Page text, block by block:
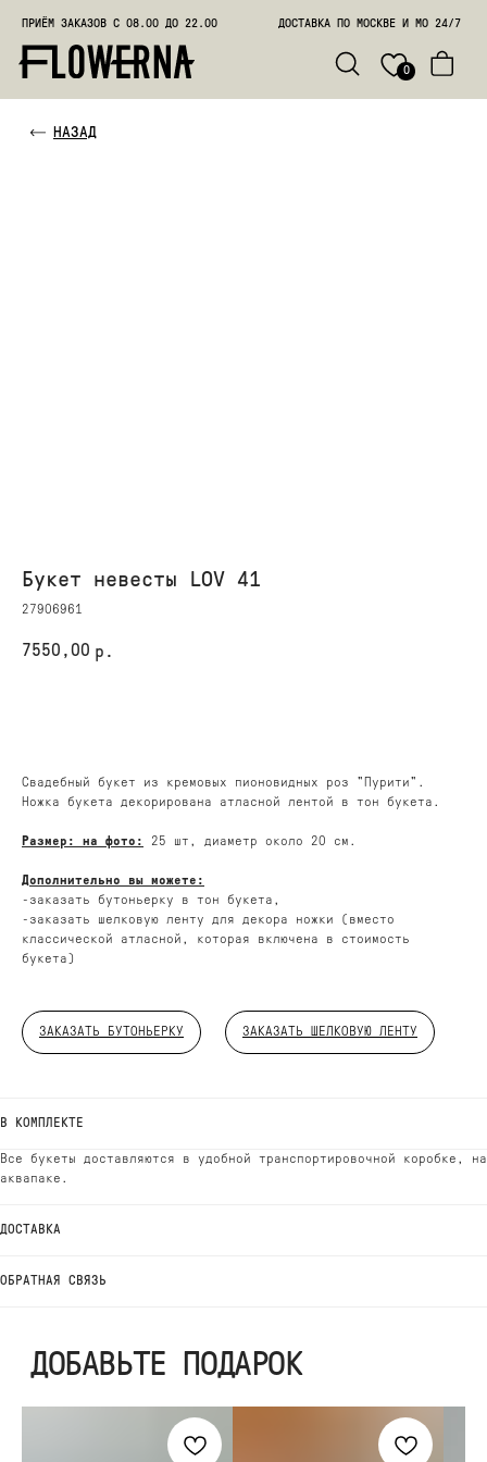
ПРИЁМ ЗАКАЗОВ С 08.00 ДО 22.00 ДОСТАВКА ПО МОСКВЕ И МО 24/7
Букет невесты LOV 41
27906961
7550,00 р.
Свадебный букет из кремовых пионовидных роз "Пурити".
Ножка букета декорирована атласной лентой в тон букета.
Размер: на фото: 25 шт, диаметр около 20 см.
Дополнительно вы можете:
-заказать бутоньерку в тон букета,
-заказать шелковую ленту для декора ножки (вместо
классической атласной, которая включена в стоимость
букета)
ЗАКАЗАТЬ БУТОНЬЕРКУ ЗАКАЗАТЬ ШЕЛКОВУЮ ЛЕНТУ
В КОМПЛЕКТЕ
Все букеты доставляются в удобной транспортировочной коробке, на
аквапаке.
ДОСТАВКА
ОБРАТНАЯ СВЯЗЬ